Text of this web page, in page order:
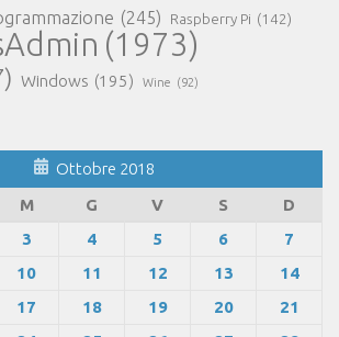
(245) Raspberry Pi (142)
(1973)
Windows (195) Wine (92)
Ottobre 2018
M G V S
D
3 4 5 6
7
10 11 12 13
14
17 18 19 20
21